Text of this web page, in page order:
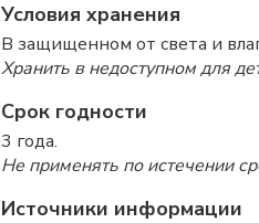
Условия хранения
В защищенном от света и
Хранить в недоступном для
Срок годности
3 года.
Не применять по истечении
Источники информации